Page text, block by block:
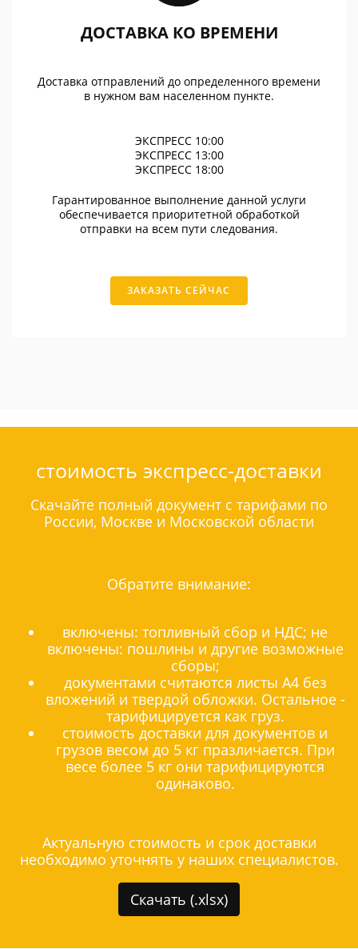
ДОСТАВКА КО ВРЕМЕНИ
Доставка отправлений до определенного времени
в нужном вам населенном пункте.
ЭКСПРЕСС 10:00
ЭКСПРЕСС 13:00
ЭКСПРЕСС 18:00
Гарантированное выполнение данной услуги
обеспечивается приоритетной обработкой
отправки на всем пути следования.
ЗАКАЗАТЬ СЕЙЧАС
стоимость экспресс-доставки
Скачайте полный документ с тарифами по
России, Москве и Московской области
Обратите внимание:
включены: топливный сбор и НДС; не
включены: пошлины и другие возможные
сборы;
документами считаются листы А4 без
вложений и твердой обложки. Остальное -
тарифицируется как груз.
стоимость доставки для документов и
грузов весом до 5 кг празличается. При
весе более 5 кг они тарифицируются
одинаково.
Актуальную стоимость и срок доставки
необходимо уточнять у наших специалистов.
Скачать (.xlsx)